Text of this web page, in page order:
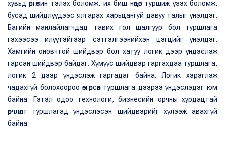
хувьд өргөжин тэлэх боломж, их биш нөөцөөр туршиж үзэх боломж,
бусад шийдлүүдээс ялгарах харьцангуй давуу талыг үнэлдэг.
Багийн манлайлагчдад тавих гол шалгуур бол туршлага
гэхээсээ илүүтэйгээр сэтгэлгээнийхэн цэгцийг үнэлдэг.
Хамгийн оновчтой шийдвэр бол хатуу логик дээр үндэслэж
гарсан шийдвэр байдаг. Хүмүүс шийдвэр гаргахдаа туршлага,
логик 2 дээр үндэслэж гаргадаг байна. Логик хэрэглэж
чадахгүй болохоороо өнгөрсөн туршлага дээрээ үндэслэдэг юм
байна. Гэтэл одоо технологи, бизнесийн орчны хурдацтай
өөрчлөлт туршлагад үндэслэсэн шийдвэрийг хүлээж авахгүй
байна.